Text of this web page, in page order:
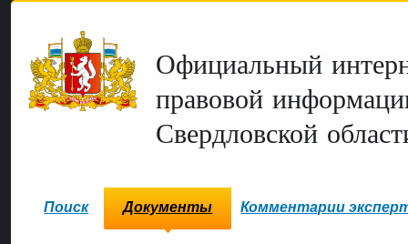
Официальный
правовой
Свердловской
Поиск Документы Комментарии